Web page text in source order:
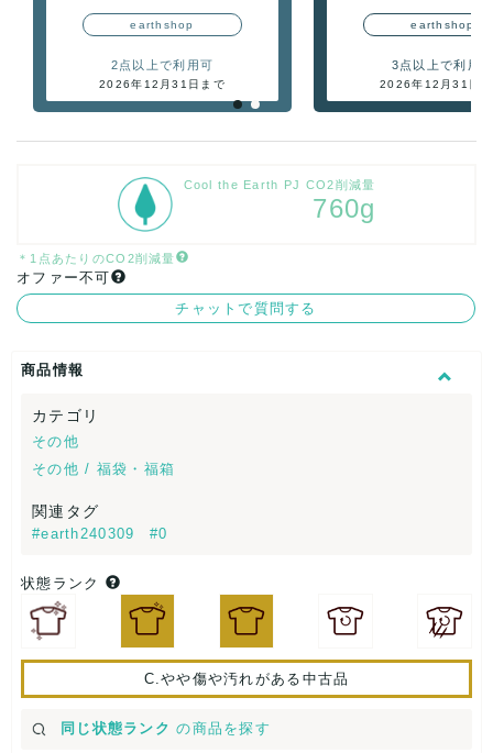
earthshop
2点以上で利用可
2026年12月31日まで
earthshop
3点以上で利用
2026年12月31日
Cool the Earth PJ CO2削減量
760g
＊1点あたりのCO2削減量
オファー不可
チャットで質問する
商品情報
カテゴリ
その他
その他 / 福袋・福箱
関連タグ
#earth240309 #0
状態ランク
C.やや傷や汚れがある中古品
同じ状態ランク の商品を探す